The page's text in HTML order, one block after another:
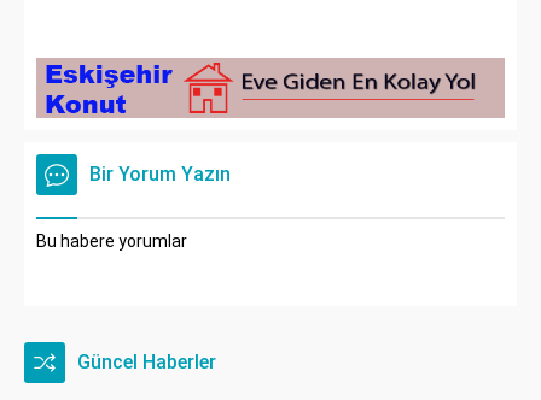
Bir Yorum Yazın
Bu habere yorumlar
Güncel Haberler